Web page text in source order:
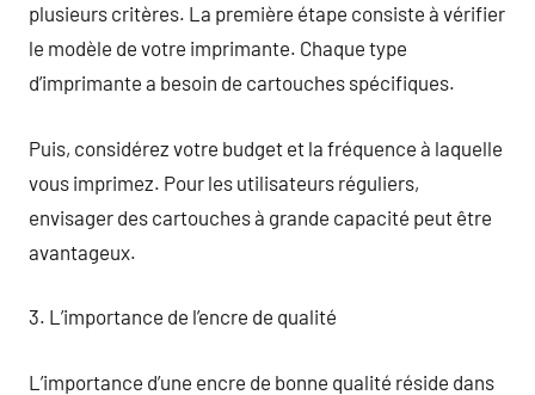
plusieurs critères. La première étape consiste à vérifier
le modèle de votre imprimante. Chaque type
d’imprimante a besoin de cartouches spécifiques.
Puis, considérez votre budget et la fréquence à laquelle
vous imprimez. Pour les utilisateurs réguliers,
envisager des cartouches à grande capacité peut être
avantageux.
3. L’importance de l’encre de qualité
L’importance d’une encre de bonne qualité réside dans